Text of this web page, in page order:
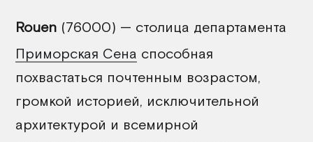
Rouen (76000) — столица департамента
Приморская Сена способная
похвастаться почтенным возрастом,
громкой историей, исключительной
архитектурой и всемирной